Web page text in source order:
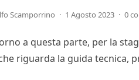
Scamporrino · 1 Agosto 2023 · 0
a questa parte, per la
riguarda la guida tecnica,